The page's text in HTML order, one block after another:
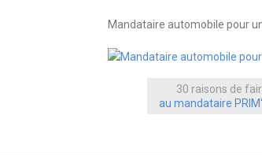
Mandataire automobile pour
30 raisons de
au mandataire